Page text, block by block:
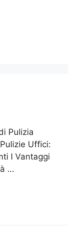
Pulizia
Uffici:
I Vantaggi
…